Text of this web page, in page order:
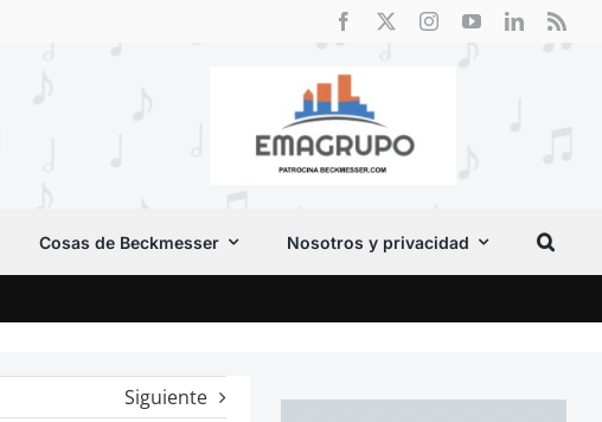
Cosas de Beckmesser Nosotros y privacidad
Siguiente